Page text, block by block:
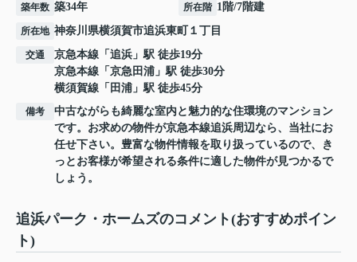
築年数 築34年 所在階 1階/7階建
所在地 神奈川県横須賀市追浜東町 １丁目
交通 京急本線 「 追浜 」駅 徒歩19分
京急本線 「 京急田浦 」駅 徒歩30分
横須賀線 「 田浦 」駅 徒歩45分
備考
中古ながらも綺麗な室内と魅力的な住環境のマンション
です。お求めの物件が京急本線追浜周辺なら、当社にお
任せ下さい。豊富な物件情報を取り扱っているので、き
っとお客様が希望される条件に適した物件が見つかるで
しょう。
追浜パーク・ホームズのコメント(おすすめポイン
ト)